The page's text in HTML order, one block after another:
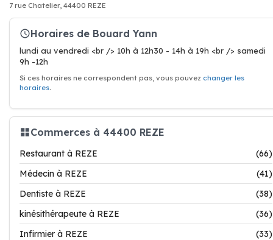
7 rue Chatelier, 44400 REZE
Horaires de Bouard Yann
lundi au vendredi <br /> 10h à 12h30 - 14h à 19h <br /> samedi
9h -12h
Si ces horaires ne correspondent pas, vous pouvez changer les
horaires.
Commerces à 44400 REZE
Restaurant à REZE
(66)
Médecin à REZE
(41)
Dentiste à REZE
(38)
kinésithérapeute à REZE
(36)
Infirmier à REZE
(33)